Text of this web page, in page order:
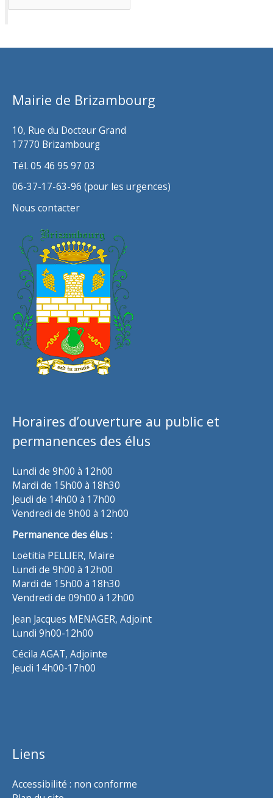
r
h
Mairie de Brizambourg
10, Rue du Docteur Grand
17770 Brizambourg
Tél. 05 46 95 97 03
06-37-17-63-96 (pour les urgences)
Nous contacter
Horaires d’ouverture au public et
permanences des élus
Lundi de 9h00 à 12h00
Mardi de 15h00 à 18h30
Jeudi de 14h00 à 17h00
Vendredi de 9h00 à 12h00
Permanence des élus :
Loëtitia PELLIER, Maire
Lundi de 9h00 à 12h00
Mardi de 15h00 à 18h30
Vendredi de 09h00 à 12h00
Jean Jacques MENAGER, Adjoint
Lundi 9h00-12h00
Cécila AGAT, Adjointe
Jeudi 14h00-17h00
Liens
Accessibilité : non conforme